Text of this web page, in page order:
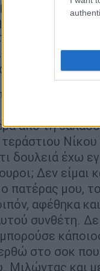
όπως
του Ελύτη,
ένταση,
εποχή αλλά
τον
Παύλο
εξ' αρχής το
τοπία που
από τη
δουλειά έχω
Δεν είμαι
πατέρας μου,
αφέθηκα
συνθέτη.
στο σοκ που
Μιλώντας και